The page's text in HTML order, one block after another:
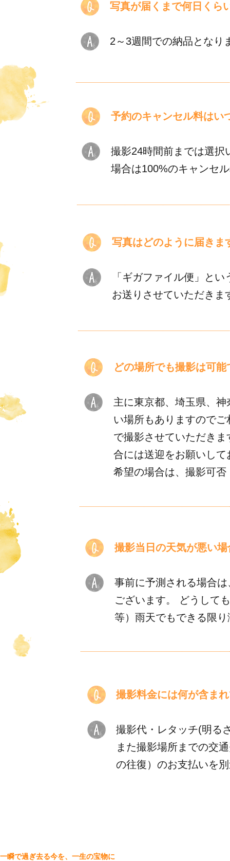
写真が届くまで何日くら
2～3週間での納品となり
予約のキャンセル料はい
撮影24時間前までは選択
場合は100%のキャンセ
写真はどのように届きま
「ギガファイル便」と
お送りさせていただきま
どの場所でも撮影は可能
主に東京都、埼玉県、
い場所もありますので
で撮影させていただき
合には送迎をお願いし
希望の場合は、撮影可
撮影当日の天気が悪い
事前に予測される場合
ございます。 ​どうして
等）雨天でもできる限
撮影料金には何が含ま
撮影代・レタッチ(明る
また撮影場所までの交
の往復）のお支払いを
​一瞬で過ぎ去る今を、一生の宝物に